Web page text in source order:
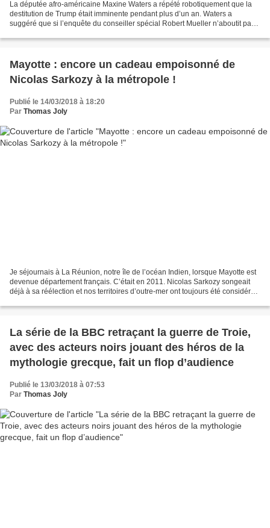
La députée afro-américaine Maxine Waters a répété robotiquement que la
destitution de Trump était imminente pendant plus d’un an. Waters a
suggéré que si l’enquête du conseiller spécial Robert Mueller n’aboutit pas
Mayotte : encore un cadeau empoisonné de
Nicolas Sarkozy à la métropole !
Publié le 14/03/2018 à 18:20
Par Thomas Joly
Je séjournais à La Réunion, notre île de l’océan Indien, lorsque Mayotte est
devenue département français. C’était en 2011. Nicolas Sarkozy songeait
déjà à sa réélection et nos territoires d’outre-mer ont toujours été considérés
La série de la BBC retraçant la guerre de Troie,
avec des acteurs noirs jouant des héros de la
mythologie grecque, fait un flop d’audience
Publié le 13/03/2018 à 07:53
Par Thomas Joly